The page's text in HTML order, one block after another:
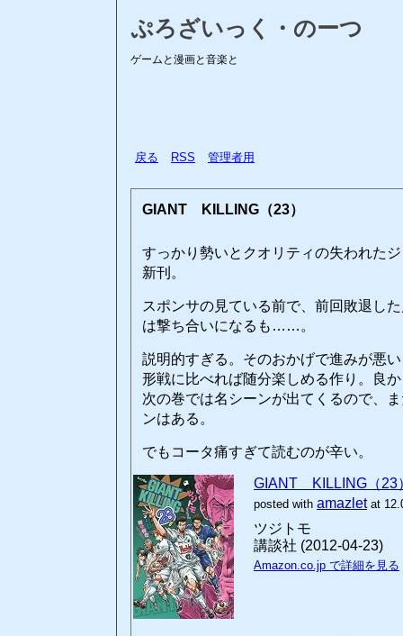
ぷろざいっく・のーつ
ゲームと漫画と音楽と
戻る RSS 管理者用
GIANT KILLING（23）
すっかり勢いとクオリティの失われた
新刊。
スポンサの見ている前で、前回敗退し
は撃ち合いになるも……。
説明的すぎる。そのおかげで進みが悪
形戦に比べれば随分楽しめる作り。良
次の巻では名シーンが出てくるので、
ンはある。
でもコータ痛すぎて読むのが辛い。
GIANT KILLING（
posted with amazletat
ツジトモ
講談社 (2012-04-23)
Amazon.co.jp で詳細を見る